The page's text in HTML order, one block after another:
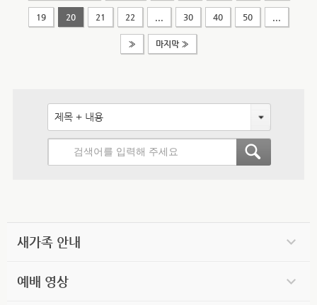
19 20 21 22 30 40 50
» 마지막 »
제목 + 내용
새가족 안내
예배 영상